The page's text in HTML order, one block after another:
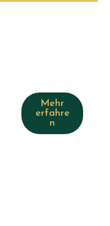
Mehr
erfahre
n